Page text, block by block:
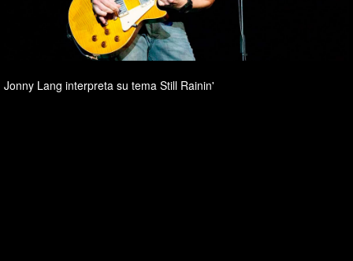
Jonny Lang interpreta su tema Still Rainin'